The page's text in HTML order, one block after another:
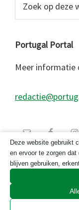
website
Portugal Portal
Meer informatie
© 2026
Deze website gebruikt
en ervoor te zorgen
blijven gebruiken,